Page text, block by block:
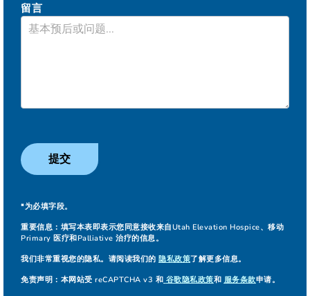
留言
提交
*为必填字段。
重要信息： 填写本表即表示您同意接收来自Utah Elevation Hospice、移动
Primary 医疗和Palliative 治疗的信息。
我们非常重视您的隐私。请阅读我们的 隐私政策了解更多信息。
免责声明： 本网站受 reCAPTCHA v3 和 谷歌隐私政策和 服务条款申请。